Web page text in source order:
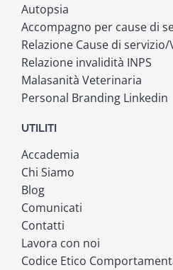
Autopsia
Accompagno per cause di
Relazione Cause di
Relazione invalidità INPS
Malasanità Veterinaria
Personal Branding Linkedin
UTILITI
Accademia
Chi Siamo
Blog
Comunicati
Contatti
Lavora con noi
Codice Etico